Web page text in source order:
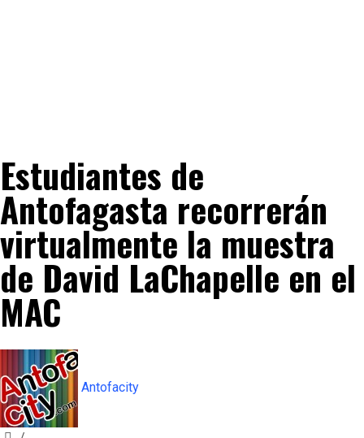
Estudiantes de
Antofagasta recorrerán
virtualmente la muestra
de David LaChapelle en el
MAC
Antofacity